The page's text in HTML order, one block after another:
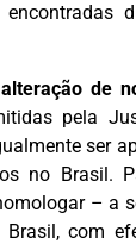
encontradas
de
pela
ser
no Brasil.
– a
Brasil, com